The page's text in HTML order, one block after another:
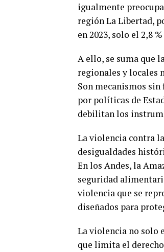
igualmente
región La Libertad,
en 2023, solo el 2,8
A ello, se suma que
regionales y locales
Son mecanismos
por políticas de
debilitan los
La violencia contra
desigualdades
En los Andes, la
seguridad
violencia que se
diseñados para
La violencia no solo
que limita el